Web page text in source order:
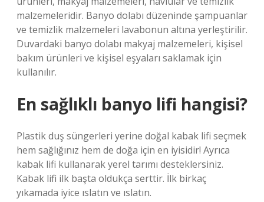
malzemeleridir. Banyo dolabı düzeninde şampuanlar
ve temizlik malzemeleri lavabonun altına yerleştirilir.
Duvardaki banyo dolabı makyaj malzemeleri, kişisel
bakım ürünleri ve kişisel eşyaları saklamak için
kullanılır.
En sağlıklı banyo lifi hangisi?
Plastik duş süngerleri yerine doğal kabak lifi seçmek
hem sağlığınız hem de doğa için en iyisidir! Ayrıca
kabak lifi kullanarak yerel tarımı desteklersiniz.
Kabak lifi ilk başta oldukça serttir. İlk birkaç
yıkamada iyice ıslatın ve ıslatın.